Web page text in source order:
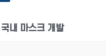
내 마스크 개발